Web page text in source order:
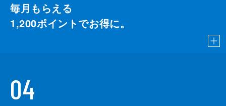
毎月もらえる
1,200ポイントでお得に。
04